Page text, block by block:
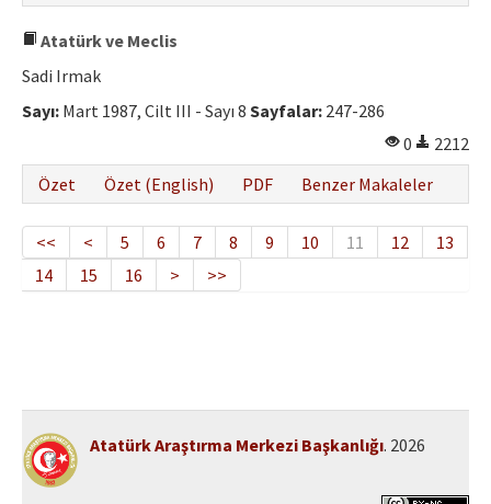
Atatürk ve Meclis
Sadi Irmak
Sayı: Mart 1987, Cilt III - Sayı 8 Sayfalar: 247-286
0
2212
Özet
Özet (English) PDF Benzer Makaleler
<< < 5 6 7 8 9 10 11 12
13
14
15 16 > >>
Atatürk Araştırma Merkezi Başkanlığı. 2026